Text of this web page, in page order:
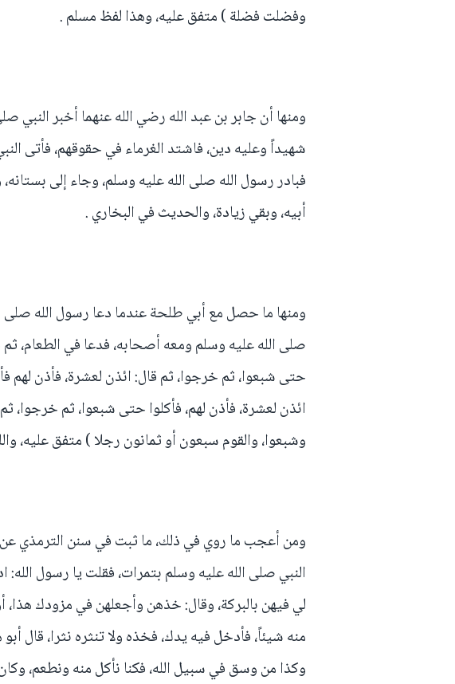
وفضلت فضلة ) متفق عليه، وهذا لفظ مسلم .
ومنها أن جابر بن عبد الله رضي الله عنهما أخبر النبي
شهيداً وعليه دين، فاشتد الغرماء في حقوقهم، فأتى
فبادر رسول الله صلى الله عليه وسلم، وجاء إلى
أبيه، وبقي زيادة، والحديث في البخاري .
ومنها ما حصل مع أبي طلحة عندما دعا رسول الله صلى
صلى الله عليه وسلم ومعه أصحابه، فدعا في الطعام، ثم
حتى شبعوا، ثم خرجوا، ثم قال: ائذن لعشرة، فأذن لهم
ائذن لعشرة، فأذن لهم، فأكلوا حتى شبعوا، ثم خرجوا،
وشبعوا، والقوم سبعون أو ثمانون رجلا ) متفق عليه،
ومن أعجب ما روي في ذلك، ما ثبت في سنن الترمذي
النبي صلى الله عليه وسلم بتمرات، فقلت يا رسول الله:
لي فيهن بالبركة، وقال: خذهن وأجعلهن في مزودك هذا،
منه شيئاً، فأدخل فيه يدك، فخذه ولا تنثره نثرا، قال
وكذا من وسق في سبيل الله، فكنا نأكل منه ونطعم،